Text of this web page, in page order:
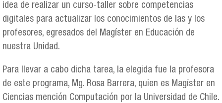
idea de realizar un curso-taller sobre competencias
digitales para actualizar los conocimientos de las y los
profesores, egresados del Magíster en Educación de
nuestra Unidad.
Para llevar a cabo dicha tarea, la elegida fue la profesora
de este programa, Mg. Rosa Barrera, quien es Magíster en
Ciencias mención Computación por la Universidad de Chile.